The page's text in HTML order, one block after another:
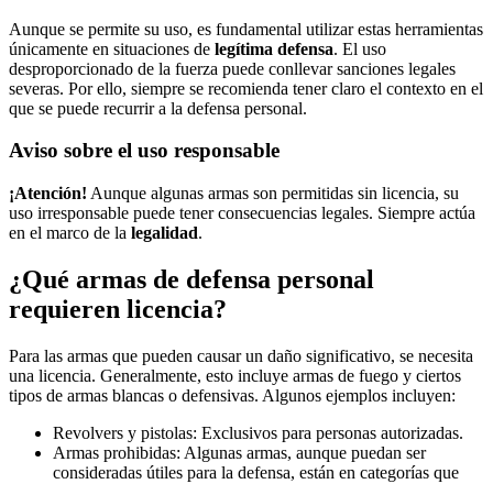
Aunque se permite su uso, es fundamental utilizar estas herramientas
únicamente en situaciones de legítima defensa. El uso
desproporcionado de la fuerza puede conllevar sanciones legales
severas. Por ello, siempre se recomienda tener claro el contexto en el
que se puede recurrir a la defensa personal.
Aviso sobre el uso responsable
¡Atención! Aunque algunas armas son permitidas sin licencia, su
uso irresponsable puede tener consecuencias legales. Siempre actúa
en el marco de la legalidad.
¿Qué armas de defensa personal
requieren licencia?
Para las armas que pueden causar un daño significativo, se necesita
una licencia. Generalmente, esto incluye armas de fuego y ciertos
tipos de armas blancas o defensivas. Algunos ejemplos incluyen:
Revolvers y pistolas: Exclusivos para personas autorizadas.
Armas prohibidas: Algunas armas, aunque puedan ser
consideradas útiles para la defensa, están en categorías que